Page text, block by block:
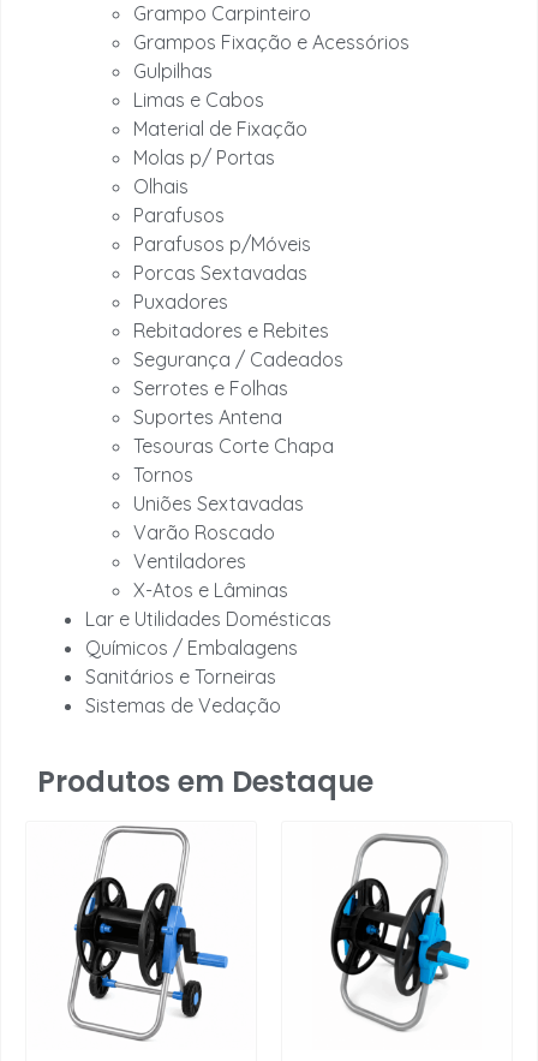
Grampo Carpinteiro
Grampos Fixação e Acessórios
Gulpilhas
Limas e Cabos
Material de Fixação
Molas p/ Portas
Olhais
Parafusos
Parafusos p/Móveis
Porcas Sextavadas
Puxadores
Rebitadores e Rebites
Segurança / Cadeados
Serrotes e Folhas
Suportes Antena
Tesouras Corte Chapa
Tornos
Uniões Sextavadas
Varão Roscado
Ventiladores
X-Atos e Lâminas
Lar e Utilidades Domésticas
Químicos / Embalagens
Sanitários e Torneiras
Sistemas de Vedação
Produtos em Destaque